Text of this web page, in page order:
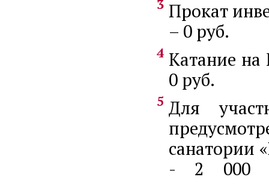
Прокат
– 0 руб.
Катание на
0 руб.
Для
санатории
- 2 000